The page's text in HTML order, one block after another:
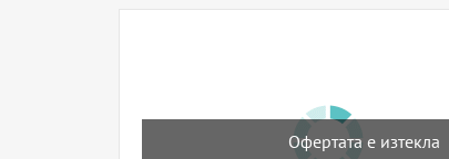
Офертата е изтекла